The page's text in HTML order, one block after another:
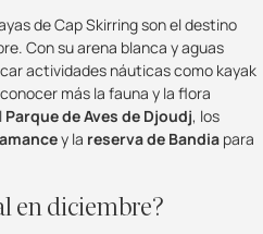
de Cap Skirring son el destino
Con su arena blanca y aguas
actividades náuticas como kayak
más la fauna y la flora
Parque de Aves de Djoudj, los
y la reserva de Bandia para
en diciembre?